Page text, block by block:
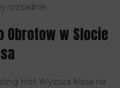
rozsadnie.
Obrotow w Slocie
Hot Wyzsza klasa na